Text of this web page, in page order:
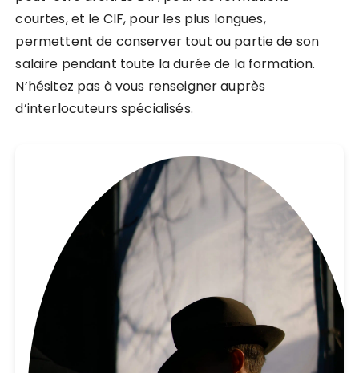
courtes, et le CIF, pour les plus longues,
permettent de conserver tout ou partie de son
salaire pendant toute la durée de la formation.
N’hésitez pas à vous renseigner auprès
d’interlocuteurs spécialisés.